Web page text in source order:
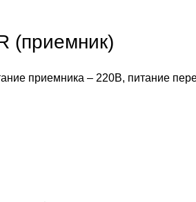
(приемник)
приемника – 220В, питание